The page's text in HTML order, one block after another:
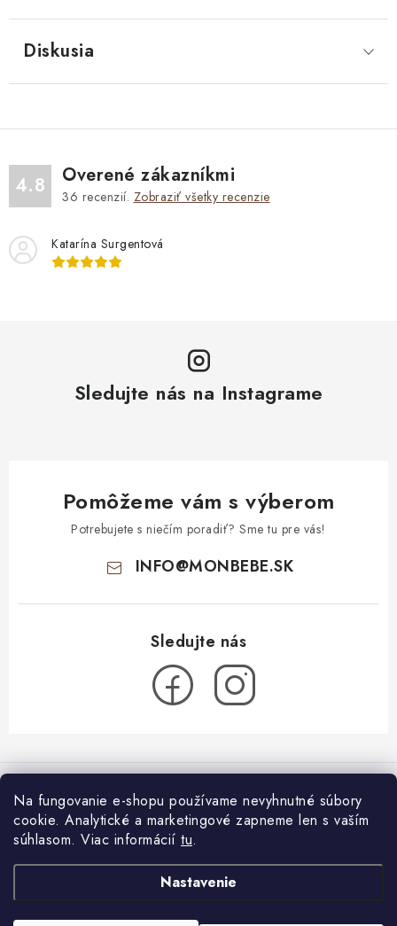
Na fungovanie e-shopu používame nevyhnutné súbory
cookie. Analytické a marketingové zapneme len s vaším
súhlasom. Viac informácií tu.
Nastavenie
Diskusia
4.8 Overené zákazníkmi
36 recenzií. Zobraziť všetky recenzie
Katarína Surgentová
Sledujte nás na Instagrame
Pomôžeme vám s výberom
Potrebujete s niečím poradiť? Sme tu pre vás!
INFO@MONBEBE.SK
á
O nás
Reklamačný poriadok
Blog
Látkové plienky: ako začať?